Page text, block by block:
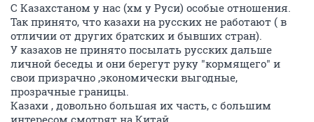
С Казахстаном у нас (хм у Руси) особые отношения.
Так принято, что казахи на русских не работают ( в
отличии от других братских и бывших стран).
У казахов не принято посылать русских дальше
личной беседы и они берегут руку "кормящего" и
свои призрачно ,экономически выгодные,
прозрачные границы.
Казахи , довольно большая их часть, с большим
интересом смотрят на Китай.